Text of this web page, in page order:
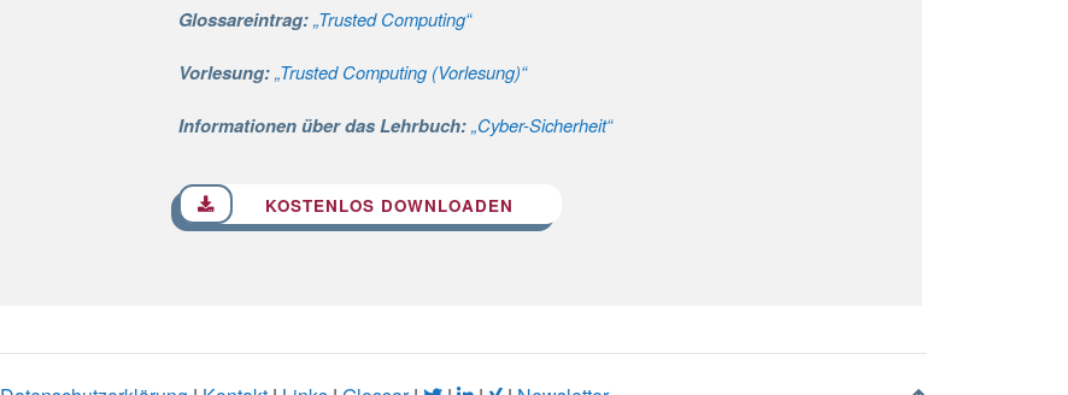
Glossareintrag:„Trusted Computing“
Vorlesung:„Trusted Computing (Vorlesung)“
Informationen über das Lehrbuch:„Cyber-Sicherheit“
KOSTENLOS DOWNLOADEN